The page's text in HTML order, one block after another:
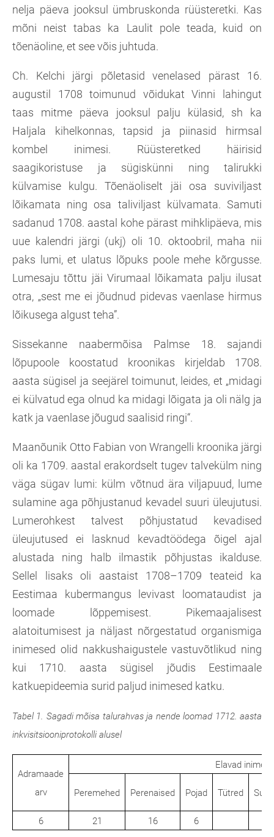
nelja päeva jooksul ümbruskonda rüüsteretki. Kas
mõni neist tabas ka Laulit pole teada, kuid on
tõenäoline, et see võis juhtuda.
Ch. Kelchi järgi põletasid venelased pärast 16.
augustil 1708 toimunud võidukat Vinni lahingut
taas mitme päeva jooksul palju külasid, sh ka
Haljala kihelkonnas, tapsid ja piinasid hirmsal
kombel inimesi. Rüüsteretked häirisid
saagikoristuse ja sügiskünni ning talirukki
külvamise kulgu. Tõenäoliselt jäi osa suviviljast
lõikamata ning osa taliviljast külvamata. Samuti
sadanud 1708. aastal kohe pärast mihklipäeva, mis
uue kalendri järgi (ukj) oli 10. oktoobril, maha nii
paks lumi, et ulatus lõpuks poole mehe kõrgusse.
Lumesaju tõttu jäi Virumaal lõikamata palju ilusat
otra, „sest me ei jõudnud pidevas vaenlase hirmus
lõikusega algust teha”.
Sissekanne naabermõisa Palmse 18. sajandi
lõpupoole koostatud kroonikas kirjeldab 1708.
aasta sügisel ja seejärel toimunut, leides, et „midagi
ei külvatud ega olnud ka midagi lõigata ja oli nälg ja
katk ja vaenlase jõugud saalisid ringi“.
Maanõunik Otto Fabian von Wrangelli kroonika järgi
oli ka 1709. aastal erakordselt tugev talvekülm ning
väga sügav lumi: külm võtnud ära viljapuud, lume
sulamine aga põhjustanud kevadel suuri üleujutusi.
Lumerohkest talvest põhjustatud kevadised
üleujutused ei lasknud kevadtöödega õigel ajal
alustada ning halb ilmastik põhjustas ikalduse.
Sellel lisaks oli aastaist 1708–1709 teateid ka
Eestimaa kubermangus levivast loomataudist ja
loomade lõppemisest. Pikemaajalisest
alatoitumisest ja näljast nõrgestatud organismiga
inimesed olid nakkushaigustele vastuvõtlikud ning
kui 1710. aasta sügisel jõudis Eestimaale
katkuepideemia surid paljud inimesed katku.
Tabel 1. Sagadi mõisa talurahvas ja nende loomad 1712. aasta
inkvisitsiooniprotokolli alusel
Adramaade
arv
Elavad
Peremehed Perenaised Pojad Tütred
6 21 16 6